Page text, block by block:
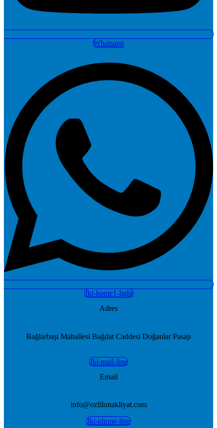
Whatsapp
Jki-home1-light
Adres
Bağlarbaşı Mahallesi Bağdat Caddesi Doğanlar Pasajı
Jki-mail-line
Email
info@ozfilonakliyat.com
Jki-phone-line